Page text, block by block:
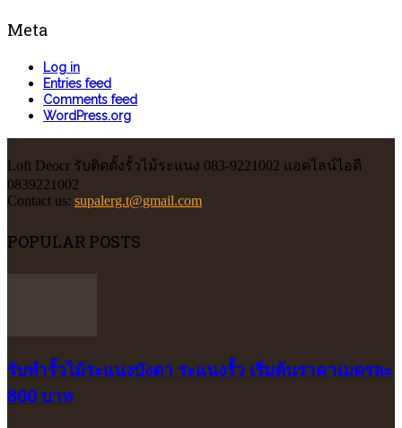
Meta
Log in
Entries feed
Comments feed
WordPress.org
Loft Deocr รับติดตั้งรั้วไม้ระแนง 083-9221002 แอดไลน์ไอดี
0839221002
Contact us: supalerg.t@gmail.com
POPULAR POSTS
รับทำรั้วไม้ระแนงบังตา ระแนงรั้ว เริ่มต้นราคาเมตรละ
800 บาท